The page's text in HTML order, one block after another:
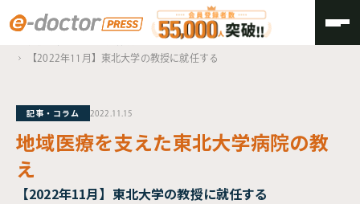
TOP
継続可能な地域医療体制について
【2022年11月】東北大学の教授に就任する
記事・コラム 2022.11.15
地域医療を支えた東北大学病院の教
え
【2022年11月】東北大学の教授に就任する